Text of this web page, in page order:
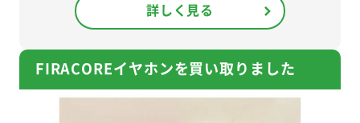
詳しく見る
FIRACOREイヤホンを買い取りました